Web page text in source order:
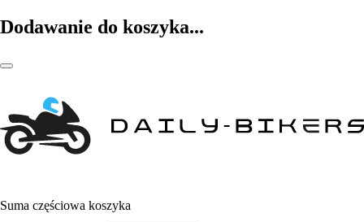
Dodawanie do koszyka...
Suma częściowa koszyka